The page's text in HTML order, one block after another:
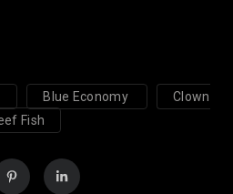
Blue Economy
Clown
Fish